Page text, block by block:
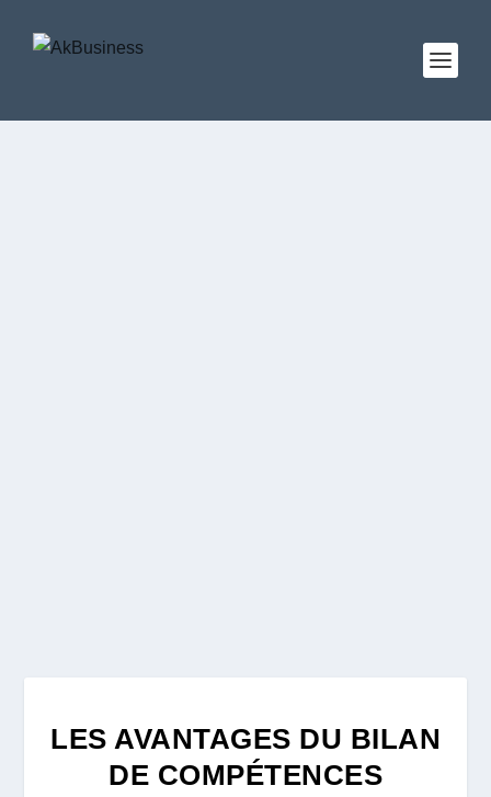
LES AVANTAGES DU BILAN
DE COMPÉTENCES